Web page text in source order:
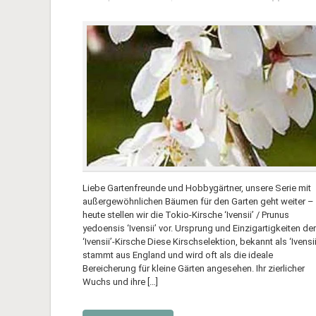
Liebe Gartenfreunde und Hobbygärtner, unsere Serie mit
außergewöhnlichen Bäumen für den Garten geht weiter –
heute stellen wir die Tokio-Kirsche ‘Ivensii’ / Prunus
yedoensis ‘Ivensii’ vor. Ursprung und Einzigartigkeiten der
‘Ivensii’-Kirsche Diese Kirschselektion, bekannt als
stammt aus England und wird oft als die ideale
Bereicherung für kleine Gärten angesehen. Ihr zierlicher
Wuchs und ihre […]